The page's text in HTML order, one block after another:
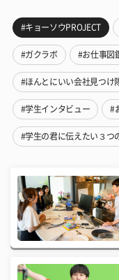
#キョーソウPROJECT
#ガクラボ #お仕事図
#ほんとにいい会社見つけ
#学生インタビュー #
#学生の君に伝えたい３つ